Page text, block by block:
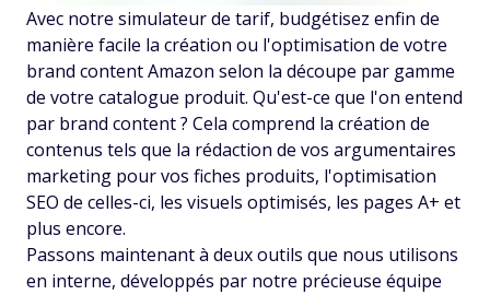
Avec notre simulateur de tarif, budgétisez enfin de
manière facile la création ou l'optimisation de votre
brand content Amazon selon la découpe par gamme
de votre catalogue produit. Qu'est-ce que l'on entend
par brand content ? Cela comprend la création de
contenus tels que la rédaction de vos argumentaires
marketing pour vos fiches produits, l'optimisation
SEO de celles-ci, les visuels optimisés, les pages A+ et
plus encore.
Passons maintenant à deux outils que nous utilisons
en interne, développés par notre précieuse équipe